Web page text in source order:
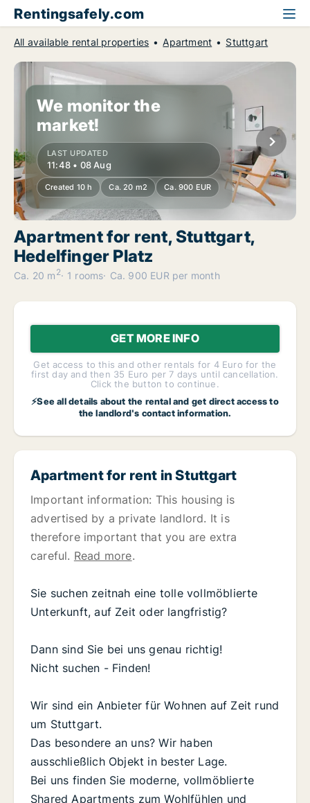
Rentingsafely.com
All available rental properties Apartment Stuttgart
We monitor the
market!
LAST UPDATED
11:48 • 08 Aug
Created 10 h Ca. 20 m2 Ca. 900 EUR
Apartment for rent, Stuttgart,
Hedelfinger Platz
Ca. 20 m 2 1 rooms Ca. 900 EUR per month
GET MORE INFO
Get access to this and other rentals for 4 Euro for the
first day and then 35 Euro per 7 days until cancellation.
Click the button to continue.
⚡See all details about the rental and get direct access to
the landlord's contact information.
Apartment for rent in Stuttgart
Important information: This housing is
advertised by a private landlord. It is
therefore important that you are extra
careful. Read more.
Sie suchen zeitnah eine tolle vollmöblierte
Unterkunft, auf Zeit oder langfristig?
Dann sind Sie bei uns genau richtig!
Nicht suchen - Finden!
Wir sind ein Anbieter für Wohnen auf Zeit rund
um Stuttgart.
Das besondere an uns? Wir haben
ausschließlich Objekt in bester Lage.
Bei uns finden Sie moderne, vollmöblierte
Shared Apartments zum Wohlfühlen und